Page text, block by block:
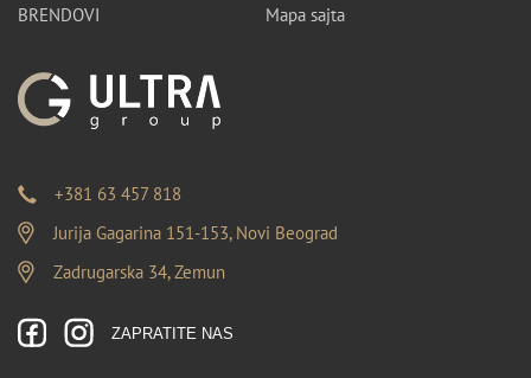
BRENDOVI
Mapa sajta
+381 63 457 818
Jurija Gagarina 151-153, Novi Beograd
Zadrugarska 34, Zemun
ZAPRATITE NAS